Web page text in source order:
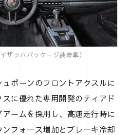
ザッハパッケージ装着車）
ボーンのフロントアクスルに
に優れた専用開発のティアド
ームを採用し、高速走行時に
フォース増加とブレーキ冷却